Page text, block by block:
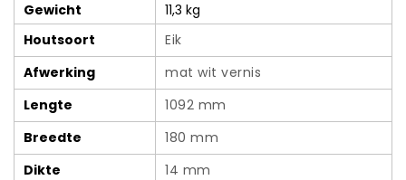
Gewicht
11,3 kg
Houtsoort
Eik
Afwerking
mat wit vernis
Lengte
1092 mm
Breedte
180 mm
Dikte
14 mm